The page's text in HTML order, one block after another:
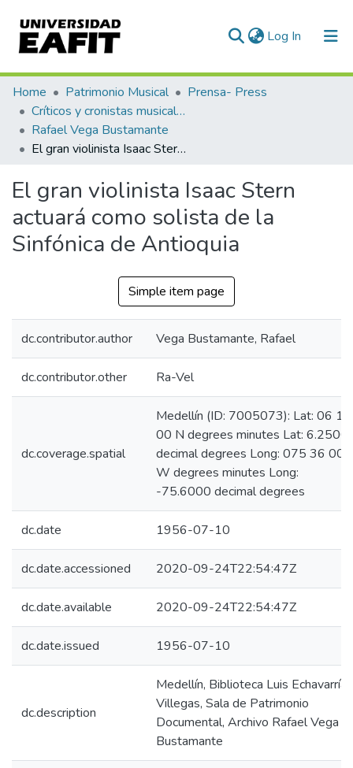
Log In (current)
Communities & Collections
All of DSpace
Statistics
Home Patrimonio Musical
Prensa- Press
Críticos y cronistas musicales
Rafael Vega Bustamante
El gran violinista Isaac Stern actuará como solista de la Sinfónica de Antioquia
El gran violinista Isaac Stern
actuará como solista de la
Sinfónica de Antioquia
Simple item page
dc.contributor.author Vega Bustamante, Rafael
dc.contributor.other Ra-Vel
dc.coverage.spatial
Medellín (ID: 7005073): Lat: 06 15
00 N degrees minutes Lat: 6.2500
decimal degrees Long: 075 36 00
W degrees minutes Long:
-75.6000 decimal degrees
dc.date 1956-07-10
dc.date.accessioned 2020-09-24T22:54:47Z
dc.date.available 2020-09-24T22:54:47Z
dc.date.issued 1956-07-10
dc.description
Medellín, Biblioteca Luis Echavarría
Villegas, Sala de Patrimonio
Documental, Archivo Rafael Vega
Bustamante